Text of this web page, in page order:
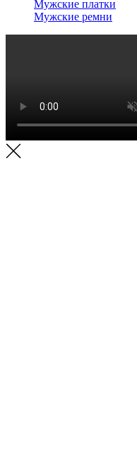
Мужские платки
Мужские ремни